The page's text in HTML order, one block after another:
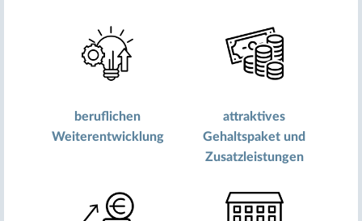
beruflichen
Weiterentwicklung
attraktives
Gehaltspaket und
Zusatzleistungen